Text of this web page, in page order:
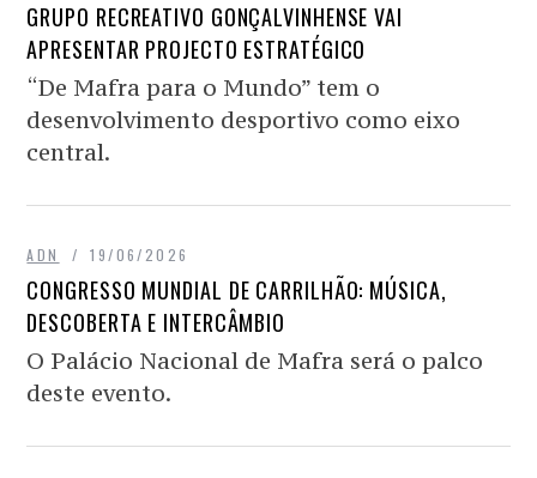
GRUPO RECREATIVO GONÇALVINHENSE VAI
APRESENTAR PROJECTO ESTRATÉGICO
“De Mafra para o Mundo” tem o
desenvolvimento desportivo como eixo
central.
ADN 19/06/2026
CONGRESSO MUNDIAL DE CARRILHÃO: MÚSICA,
DESCOBERTA E INTERCÂMBIO
O Palácio Nacional de Mafra será o palco
deste evento.